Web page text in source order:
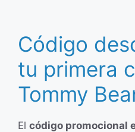
Código
tu primera
Tommy
El código promocional